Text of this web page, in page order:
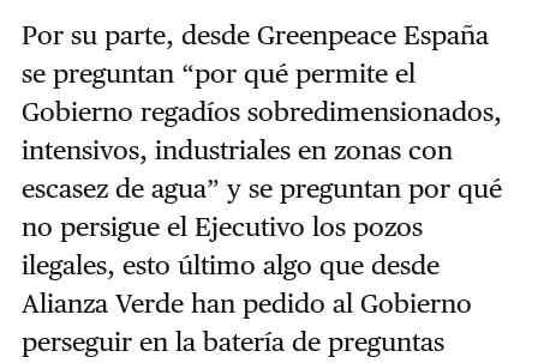
Por su parte, desde Greenpeace España
se preguntan “por qué permite el
Gobierno regadíos sobredimensionados,
intensivos, industriales en zonas con
escasez de agua” y se preguntan por qué
no persigue el Ejecutivo los pozos
ilegales, esto último algo que desde
Alianza Verde han pedido al Gobierno
perseguir en la batería de preguntas